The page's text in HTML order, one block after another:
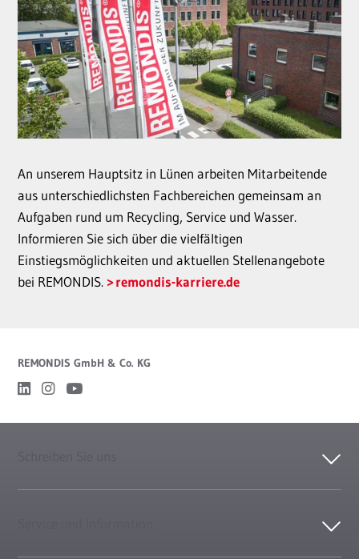
An unserem Hauptsitz in Lünen arbeiten Mitarbeitende
aus unterschiedlichsten Fachbereichen gemeinsam an
Aufgaben rund um Recycling, Service und Wasser.
Informieren Sie sich über die vielfältigen
Einstiegsmöglichkeiten und aktuellen Stellenangebote
bei REMONDIS.
remondis-karriere.de
REMONDIS GmbH & Co. KG